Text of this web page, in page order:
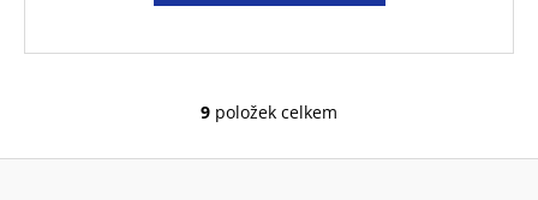
O
9 položek celkem
Z